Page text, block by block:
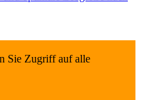
Sie Zugriff auf alle